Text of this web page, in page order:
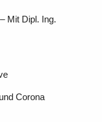
Mit Dipl. Ing.
Corona